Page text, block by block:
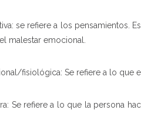
refiere a los pensamientos.
malestar emocional.
fisiológica: Se refiere a lo que el
refiere a lo que la persona